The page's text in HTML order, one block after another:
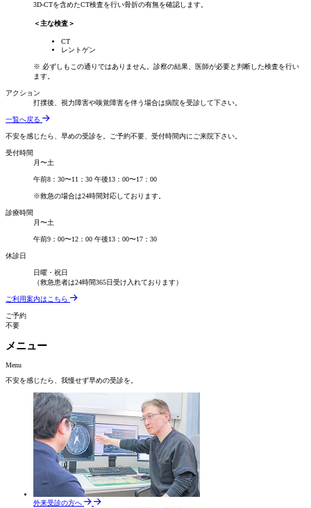
3D-CTを含めたCT検査を行い骨折の有無を確認します。
＜主な検査＞
CT
レントゲン
※ 必ずしもこの通りではありません。診察の結果、医師が必要と判断した検査を行い
ます。
アクション
打撲後、視力障害や嗅覚障害を伴う場合は病院を受診して下さい。
一覧へ戻る
不安を感じたら、早めの受診を。 ご予約不要、受付時間内にご来院下さい。
受付時間
月〜土
午前8：30〜11：30 午後13：00〜17：00
※救急の場合は24時間対応しております。
診療時間
月〜土
午前9：00〜12：00 午後13：00〜17：30
休診日
日曜・祝日
（救急患者は24時間365日受け入れております）
ご利用案内はこちら
ご予約
不要
メニュー
Menu
不安を感じたら、 我慢せず早めの受診を。
外来受診の方へ